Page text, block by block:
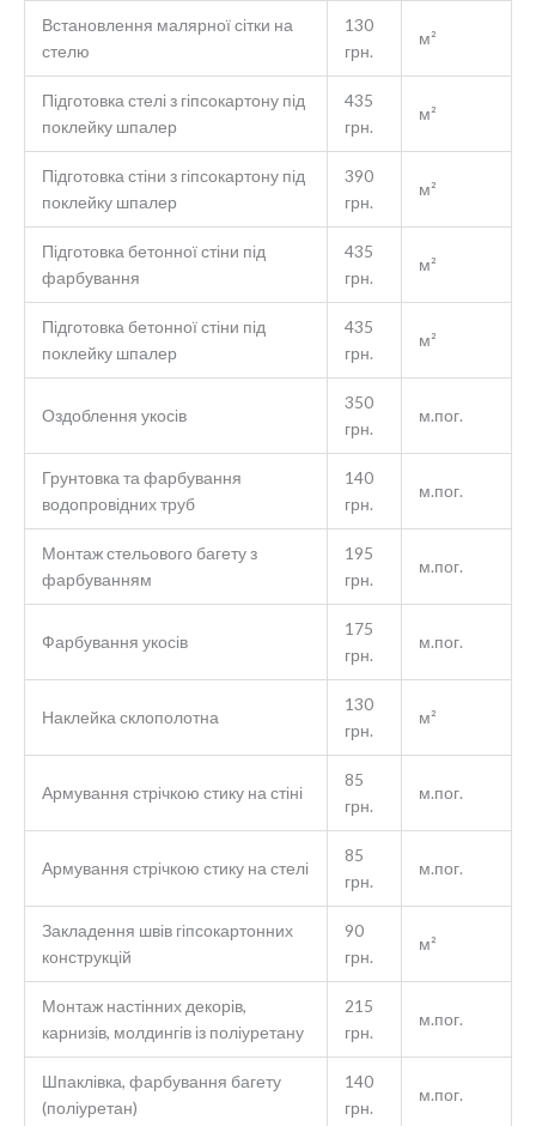
Встановлення малярної сітки на
стелю
130
грн.
м²
Підготовка стелі з гіпсокартону під
поклейку шпалер
435
грн.
м²
Підготовка стіни з гіпсокартону під
поклейку шпалер
390
грн.
м²
Підготовка бетонної стіни під
фарбування
435
грн.
м²
Підготовка бетонної стіни під
поклейку шпалер
435
грн.
м²
Оздоблення укосів
350
грн.
м.пог.
Грунтовка та фарбування
водопровідних труб
140
грн.
м.пог.
Монтаж стельового багету з
фарбуванням
195
грн.
м.пог.
Фарбування укосів
175
грн.
м.пог.
Наклейка склополотна
130
грн.
м²
Армування стрічкою стику на стіні
85
грн.
м.пог.
Армування стрічкою стику на стелі
85
грн.
м.пог.
Закладення швів гіпсокартонних
конструкцій
90
грн.
м²
Монтаж настінних декорів,
карнизів, молдингів із поліуретану
215
грн.
м.пог.
Шпаклівка, фарбування багету
(поліуретан)
140
грн.
м.пог.